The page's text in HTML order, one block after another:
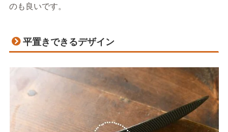
のも良いです。
平置きできるデザイン